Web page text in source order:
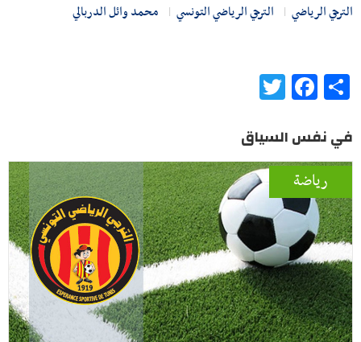
الترجي الرياضي الترجي الرياضي التونسي محمد وائل الدربالي
Share
Facebook
في نفس السياق
رياضة